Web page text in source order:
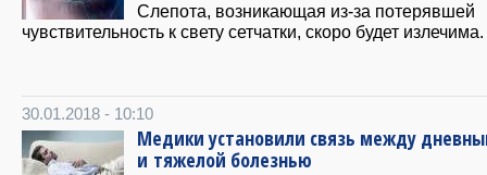
Слепота, возникающая из-за потерявшей
чувствительность к свету сетчатки, скоро будет излечима.
30.01.2018 - 10:10
Медики установили связь между
и тяжелой болезнью